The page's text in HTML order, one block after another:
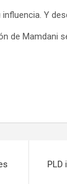
Y
de Mamdani
PLD